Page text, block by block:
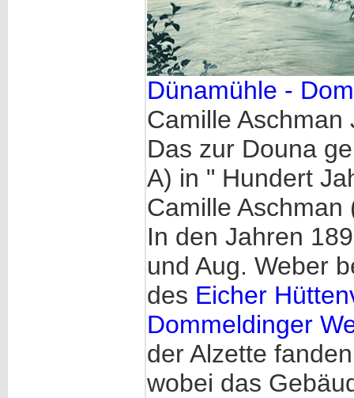
Dünamühle -
Camille Aschman
Das zur Douna
A) in " Hundert
Camille
In den Jahren
und Aug. Weber
des Eicher
Dommeldinger
der Alzette
wobei das